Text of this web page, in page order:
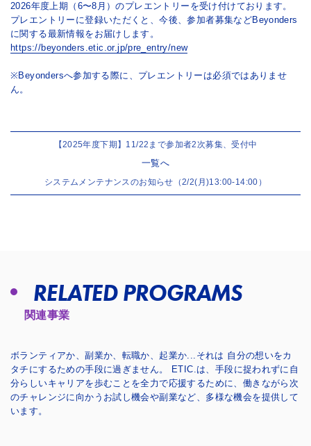
2026年度上期（6〜8月）のプレエントリーを受け付けております。
プレエントリーに登録いただくと、今後、参加者募集などBeyonders
に関する最新情報をお届けします。
https://beyonders.etic.or.jp/pre_entry/new
※Beyondersへ参加する際に、プレエントリーは必須ではありませ
ん。
【2025年度下期】11/22まで参加者2次募集、受付中
一覧へ
システムメンテナンスのお知らせ（2/2(月)13:00-14:00）
RELATED PROGRAMS
関連事業
ボランティアか、副業か、転職か、起業か...それは 自分の想いをカ
タチにするための手段に過ぎません。
ETIC.は、手段に捉われずに自
分らしいキャリアを歩むことを全力で応援するために、 働きながら次
のチャレンジに向かうお試し機会や副業など、多様な機会を提供して
います。